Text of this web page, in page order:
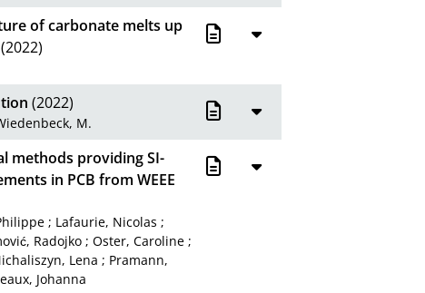
of carbonate melts up
(2022)
(2022)
M.
methods providing SI-
in PCB from WEEE
; Lafaurie, Nicolas ;
Radojko; Oster, Caroline;
Lena ; Pramann,
Johanna